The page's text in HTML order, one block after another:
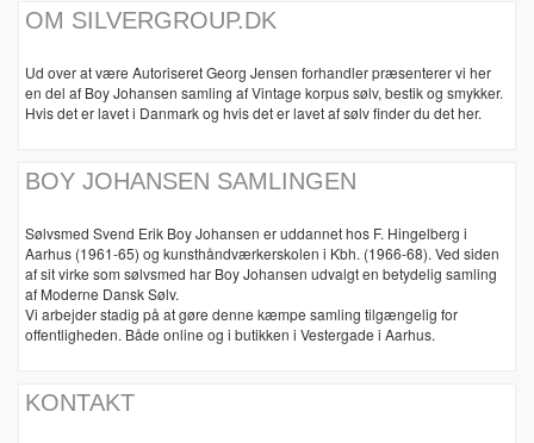
OM SILVERGROUP.DK
Ud over at være Autoriseret Georg Jensen forhandler præsenterer vi her
en del af Boy Johansen samling af Vintage korpus sølv, bestik og smykker.
Hvis det er lavet i Danmark og hvis det er lavet af sølv finder du det her.
BOY JOHANSEN SAMLINGEN
Sølvsmed Svend Erik Boy Johansen er uddannet hos F. Hingelberg i
Aarhus (1961-65) og kunsthåndværkerskolen i Kbh. (1966-68). Ved siden
af sit virke som sølvsmed har Boy Johansen udvalgt en betydelig samling
af Moderne Dansk Sølv.
Vi arbejder stadig på at gøre denne kæmpe samling tilgængelig for
offentligheden. Både online og i butikken i Vestergade i Aarhus.
KONTAKT